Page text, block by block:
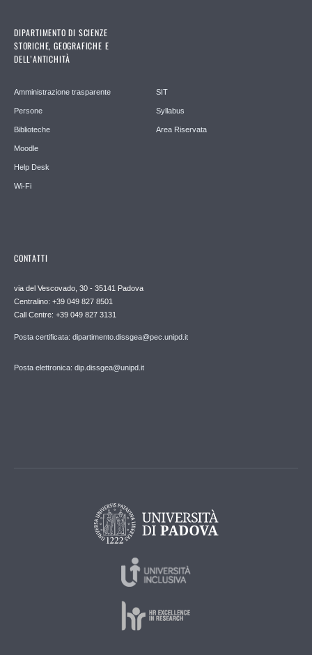
DIPARTIMENTO DI SCIENZE
STORICHE, GEOGRAFICHE E
DELL’ANTICHITÀ
Amministrazione trasparente
Persone
Biblioteche
Moodle
Help Desk
Wi-Fi
SIT
Syllabus
Area Riservata
CONTATTI
via del Vescovado, 30 - 35141 Padova
Centralino: +39 049 827 8501
Call Centre: +39 049 827 3131
Posta certificata: dipartimento.dissgea@pec.unipd.it
Posta elettronica: dip.dissgea@unipd.it